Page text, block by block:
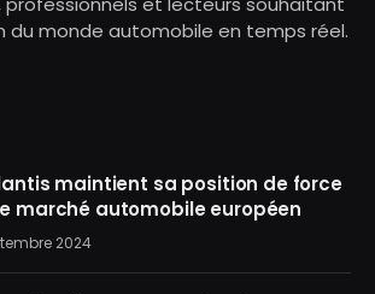
du monde automobile en temps réel.
maintient sa position de force
marché automobile européen
2024